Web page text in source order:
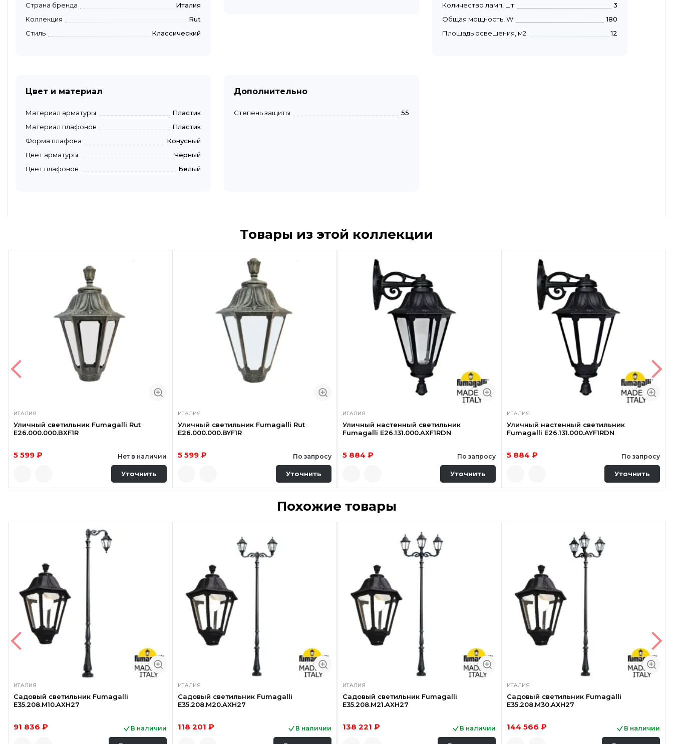
Страна бренда
Италия
Коллекция
Rut
Стиль
Классический
Количество ламп, шт
3
Общая мощность, W
180
Площадь освещения, м2
12
Цвет и материал
Материал арматуры
Пластик
Материал плафонов
Пластик
Форма плафона
Конусный
Цвет арматуры
Черный
Цвет плафонов
Белый
Дополнительно
Степень защиты 55
Товары из этой коллекции
ИТАЛИЯ
Уличный светильник Fumagalli Rut
E26.000.000.BXF1R
5 599 ₽ Нет в наличии
Уточнить
ИТАЛИЯ
Уличный светильник Fumagalli Rut
E26.000.000.BYF1R
5 599 ₽ По запросу
Уточнить
ИТАЛИЯ
Уличный настенный светильник
Fumagalli E26.131.000.AXF1RDN
5 884 ₽ По запросу
Уточнить
ИТАЛИЯ
Уличный настенный светильник
Fumagalli E26.131.000.AYF1RDN
5 884 ₽ По запросу
Уточнить
Быстрый просмотр Быстрый просмотр
Похожие товары
ИТАЛИЯ
Садовый светильник Fumagalli
E35.208.M10.AXH27
91 836 ₽ В наличии
ИТАЛИЯ
Садовый светильник Fumagalli
E35.208.M20.AXH27
118 201 ₽ В наличии
ИТАЛИЯ
Садовый светильник Fumagalli
E35.208.M21.AXH27
138 221 ₽ В наличии
ИТАЛИЯ
Садовый светильник Fumagalli
E35.208.M30.AXH27
144 566 ₽ В наличии